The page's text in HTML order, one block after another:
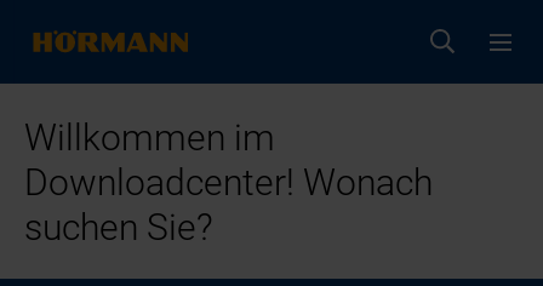
Willkommen im
Downloadcenter! Wonach
suchen Sie?